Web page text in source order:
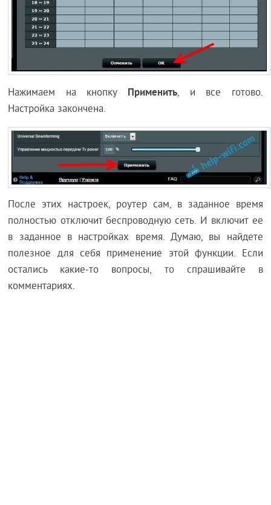
Нажимаем на кнопку Применить, и все готово.
Настройка закончена.
После этих настроек, роутер сам, в заданное время
полностью отключит беспроводную сеть. И включит ее
в заданное в настройках время. Думаю, вы найдете
полезное для себя применение этой функции. Если
остались какие-то вопросы, то спрашивайте в
комментариях.